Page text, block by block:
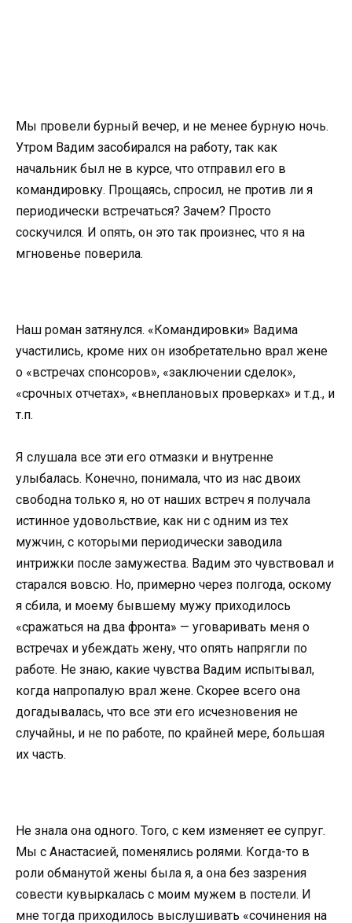
Мы провели бурный вечер, и не менее бурную ночь.
Утром Вадим засобирался на работу, так как
начальник был не в курсе, что отправил его в
командировку. Прощаясь, спросил, не против ли я
периодически встречаться? Зачем? Просто
соскучился. И опять, он это так произнес, что я на
мгновенье поверила.
Наш роман затянулся. «Командировки» Вадима
участились, кроме них он изобретательно врал жене
о «встречах спонсоров», «заключении сделок»,
«срочных отчетах», «внеплановых проверках» и т.д., и
т.п.
Я слушала все эти его отмазки и внутренне
улыбалась. Конечно, понимала, что из нас двоих
свободна только я, но от наших встреч я получала
истинное удовольствие, как ни с одним из тех
мужчин, с которыми периодически заводила
интрижки после замужества. Вадим это чувствовал и
старался вовсю. Но, примерно через полгода, оскому
я сбила, и моему бывшему мужу приходилось
«сражаться на два фронта» — уговаривать меня о
встречах и убеждать жену, что опять напрягли по
работе. Не знаю, какие чувства Вадим испытывал,
когда напропалую врал жене. Скорее всего она
догадывалась, что все эти его исчезновения не
случайны, и не по работе, по крайней мере, большая
их часть.
Не знала она одного. Того, с кем изменяет ее супруг.
Мы с Анастасией, поменялись ролями. Когда-то в
роли обманутой жены была я, а она без зазрения
совести кувыркалась с моим мужем в постели. И
мне тогда приходилось выслушивать «сочинения на